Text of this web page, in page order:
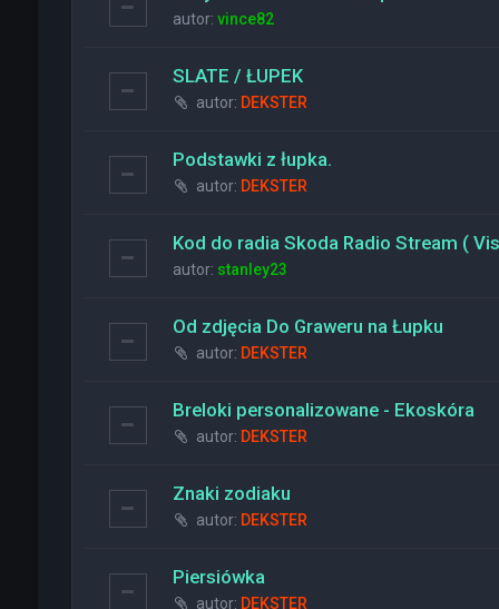
autor: vince82
SLATE / ŁUPEK
autor: DEKSTER
Podstawki z łupka.
autor: DEKSTER
Kod do radia Skoda Radio Stream (
autor: stanley23
Od zdjęcia Do Graweru na Łupku
autor: DEKSTER
Breloki personalizowane - Ekoskóra
autor: DEKSTER
Znaki zodiaku
autor: DEKSTER
Piersiówka
autor: DEKSTER